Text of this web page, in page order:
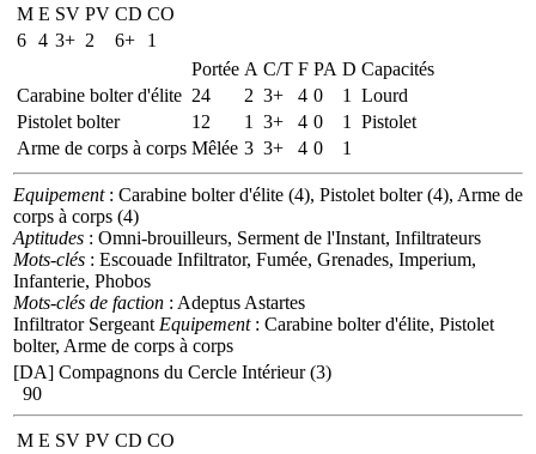
M E SV PV CD CO
6 4 3+ 2 6+
1
Portée A C/T F PA D Capacités
Carabine bolter d'élite 24 2 3+ 4 0 1
Lourd
Pistolet bolter
12 1 3+ 4 0 1
Pistolet
Arme de corps à corps Mêlée 3 3+ 4 0 1
Equipement: Carabine bolter d'élite (4), Pistolet bolter (4), Arme de
corps à corps (4)
Aptitudes : Omni-brouilleurs, Serment de l'Instant, Infiltrateurs
Mots-clés : Escouade Infiltrator, Fumée, Grenades, Imperium,
Infanterie, Phobos
Mots-clés de faction : Adeptus Astartes
Infiltrator Sergeant Equipement: Carabine bolter d'élite, Pistolet
bolter, Arme de corps à corps
[DA] Compagnons du Cercle Intérieur (3)
90
M E SV PV CD CO